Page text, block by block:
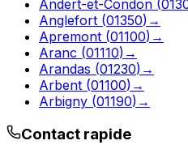
Andert-et-Condon (
Anglefort (01350) →
Apremont (01100) →
Aranc (01110) →
Arandas (01230) →
Arbent (01100) →
Arbigny (01190) →
Contact rapide